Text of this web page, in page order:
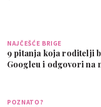
NAJČEŠĆE BRIGE
9 pitanja koja roditelji
Googleu i odgovori na
POZNATO?